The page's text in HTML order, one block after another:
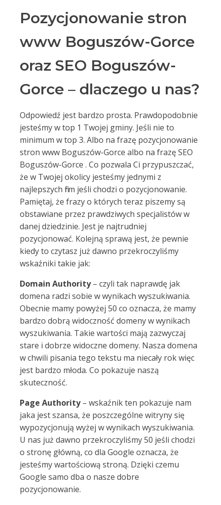
Pozycjonowanie stron
www Boguszów-Gorce
oraz SEO Boguszów-
Gorce – dlaczego u nas?
Odpowiedź jest bardzo prosta. Prawdopodobnie
jesteśmy w top 1 Twojej gminy. Jeśli nie to
minimum w top 3. Albo na frazę pozycjonowanie
stron www Boguszów-Gorce albo na frazę SEO
Boguszów-Gorce . Co pozwala Ci przypuszczać,
że w Twojej okolicy jesteśmy jednymi z
najlepszych firm jeśli chodzi o pozycjonowanie.
Pamiętaj, że frazy o których teraz piszemy są
obstawiane przez prawdziwych specjalistów w
danej dziedzinie. Jest je najtrudniej
pozycjonować. Kolejną sprawą jest, że pewnie
kiedy to czytasz już dawno przekroczyliśmy
wskaźniki takie jak:
Domain Authority– czyli tak naprawdę jak
domena radzi sobie w wynikach wyszukiwania.
Obecnie mamy powyżej 50 co oznacza, że mamy
bardzo dobrą widoczność domeny w wynikach
wyszukiwania. Takie wartości mają zazwyczaj
stare i dobrze widoczne domeny. Nasza domena
w chwili pisania tego tekstu ma niecały rok więc
jest bardzo młoda. Co pokazuje naszą
skuteczność.
Page Authority– wskaźnik ten pokazuje nam
jaka jest szansa, że poszczególne witryny się
wypozycjonują wyżej w wynikach wyszukiwania.
U nas już dawno przekroczyliśmy 50 jeśli chodzi
o stronę główną, co dla Google oznacza, że
jesteśmy wartościową stroną. Dzięki czemu
Google samo dba o nasze dobre
pozycjonowanie.